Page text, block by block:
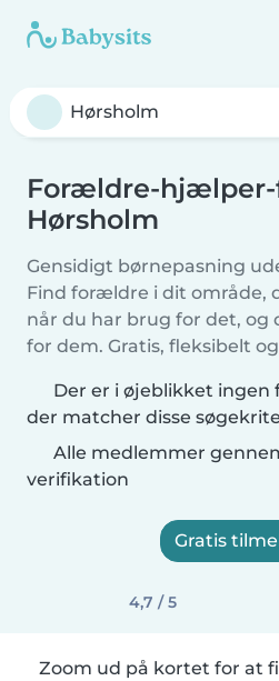
Forældre-
Hørsholm
Gensidigt børnepasning
Find forældre i dit område,
når du har brug for det, og
for dem. Gratis, fleksibelt
Der er i øjeblikket ingen
der matcher disse
Alle medlemmer
verifikation
Gratis
4,7 / 5
Zoom ud på kortet for at